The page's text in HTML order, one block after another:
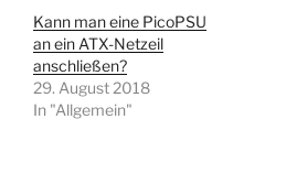
Kann man eine PicoPSU
an ein ATX-Netzeil
anschließen?
29. August 2018
In "Allgemein"